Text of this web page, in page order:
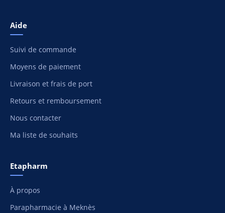
Aide
Suivi de commande
Moyens de paiement
Livraison et frais de port
Retours et remboursement
Nous contacter
Ma liste de souhaits
Etapharm
À propos
Parapharmacie à Meknès